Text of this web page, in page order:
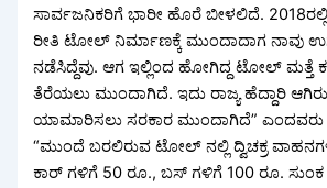
ಸಾರ್ವಜನಿಕರಿಗೆ ಭಾರೀ ಹೊರೆ ಬೀಳಲಿದೆ.
ರೀತಿ ಟೋಲ್ ನಿರ್ಮಾಣಕ್ಕೆ ಮುಂದಾದಾಗ ನಾವು
ನಡೆಸಿದ್ದೆವು. ಆಗ ಇಲ್ಲಿಂದ ಹೋಗಿದ್ದ ಟೋಲ್ ಮತ್ತೆ
ತೆರೆಯಲು ಮುಂದಾಗಿದೆ. ಇದು ರಾಜ್ಯ ಹೆದ್ದಾರಿ
ಯಾಮಾರಿಸಲು ಸರಕಾರ ಮುಂದಾಗಿದೆ”
“ಮುಂದೆ ಬರಲಿರುವ ಟೋಲ್ ನಲ್ಲಿ ದ್ವಿಚಕ್ರ
ಕಾರ್ ಗಳಿಗೆ 50 ರೂ., ಬಸ್ ಗಳಿಗೆ 100 ರೂ.